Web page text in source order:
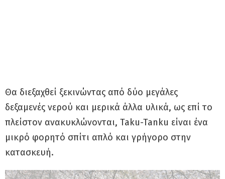
Θα διεξαχθεί ξεκινώντας από δύο μεγάλες
δεξαμενές νερού και μερικά άλλα υλικά, ως επί το
πλείστον ανακυκλώνονται, Taku-Tanku είναι ένα
μικρό φορητό σπίτι απλό και γρήγορο στην
κατασκευή.